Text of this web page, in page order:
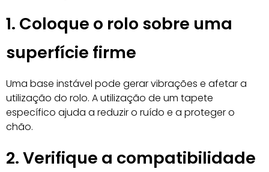
1. Coloque o rolo sobre uma
superfície firme
Uma base instável pode gerar vibrações e afetar a
utilização do rolo. A utilização de um tapete
específico ajuda a reduzir o ruído e a proteger o
chão.
2. Verifique a compatibilidade